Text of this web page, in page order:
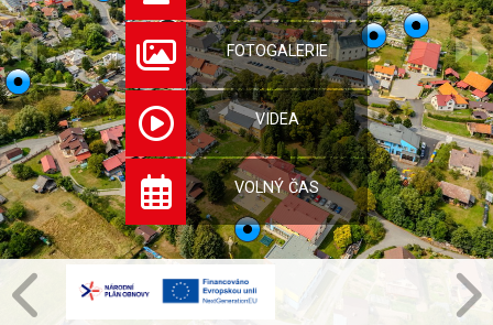
FOTOGALERIE
VIDEA
VOLNÝ ČAS